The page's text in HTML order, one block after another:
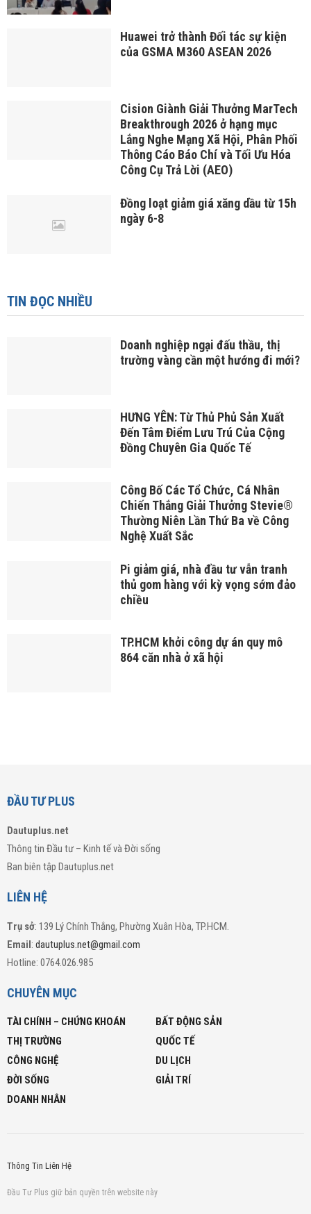
Huawei trở thành Đối tác sự kiện
của GSMA M360 ASEAN 2026
Cision Giành Giải Thưởng MarTech
Breakthrough 2026 ở hạng mục
Lắng Nghe Mạng Xã Hội, Phân Phối
Thông Cáo Báo Chí và Tối Ưu Hóa
Công Cụ Trả Lời (AEO)
Đồng loạt giảm giá xăng dầu từ 15h
ngày 6-8
TIN ĐỌC NHIỀU
Doanh nghiệp ngại đấu thầu, thị
trường vàng cần một hướng đi mới?
HƯNG YÊN: Từ Thủ Phủ Sản Xuất
Đến Tâm Điểm Lưu Trú Của Cộng
Đồng Chuyên Gia Quốc Tế
Công Bố Các Tổ Chức, Cá Nhân
Chiến Thắng Giải Thưởng Stevie®
Thường Niên Lần Thứ Ba về Công
Nghệ Xuất Sắc
Pi giảm giá, nhà đầu tư vẫn tranh
thủ gom hàng với kỳ vọng sớm đảo
chiều
TP.HCM khởi công dự án quy mô
864 căn nhà ở xã hội
ĐẦU TƯ PLUS
Dautuplus.net
Thông tin Đầu tư – Kinh tế và Đời sống
Ban biên tập Dautuplus.net
LIÊN HỆ
Trụ sở: 139 Lý Chính Thắng, Phường Xuân Hòa, TP.HCM.
Email: dautuplus.net@gmail.com
Hotline: 0764.026.985
CHUYÊN MỤC
TÀI CHÍNH – CHỨNG KHOÁN
BẤT ĐỘNG SẢN
THỊ TRƯỜNG
QUỐC TẾ
CÔNG NGHỆ
DU LỊCH
ĐỜI SỐNG
GIẢI TRÍ
DOANH NHÂN
Thông Tin Liên Hệ
Đầu Tư Plus giữ bản quyền trên website này